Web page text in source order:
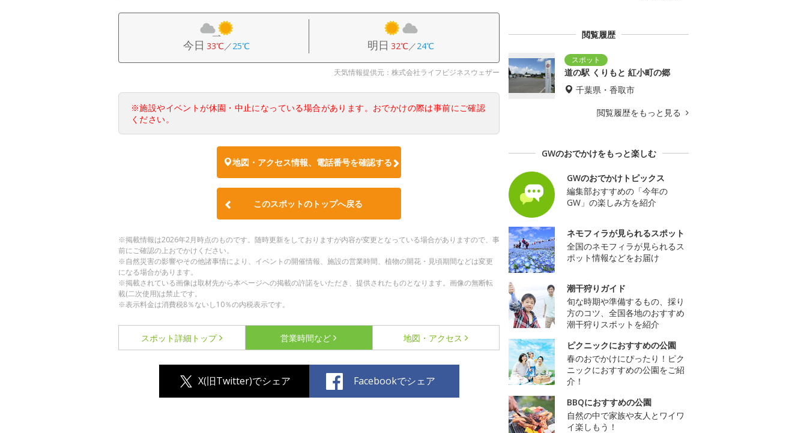
今日 33℃／25℃ 明日 32℃／24℃
天気情報提供元：株式会社ライフビジネスウェザー
※施設やイベントが休園・中止になっている場合があります。おでかけの際は事前にご確認
ください。
地図・アクセス情報、電話番号を確認する
このスポットのトップへ戻る
※掲載情報は2026年2月時点のものです。随時更新をしておりますが内容が変更となっている場合がありますので、事
前にご確認の上おでかけください。
※自然災害の影響やその他諸事情により、イベントの開催情報、施設の営業時間、植物の開花・見頃期間などは変更
になる場合があります。
※掲載されている画像は取材先から本ページへの掲載の許諾をいただき、提供されたものとなります。画像の無断転
載(二次使用)は禁止です。
※表示料金は消費税8％ないし10％の内税表示です。
スポット詳細 トップ 営業時間など 地図・アクセス
X(旧Twitter)でシェア Facebookでシェア
閲覧履歴
道の駅 くりもと 紅小町の郷
千葉県・香取市
閲覧履歴をもっと見る
GWのおでかけをもっと楽しむ
GWのおでかけトピックス
編集部おすすめの「今年の
GW」の楽しみ方を紹介
ネモフィラが見られるスポット
全国のネモフィラが見られるス
ポット情報などをお届け
潮干狩りガイド
旬な時期や準備するもの、採り
方のコツ、全国各地のおすすめ
潮干狩りスポットを紹介
ピクニックにおすすめの公園
春のおでかけにぴったり！ピク
ニックにおすすめの公園をご紹
介！
BBQにおすすめの公園
自然の中で家族や友人とワイワ
イ楽しもう！